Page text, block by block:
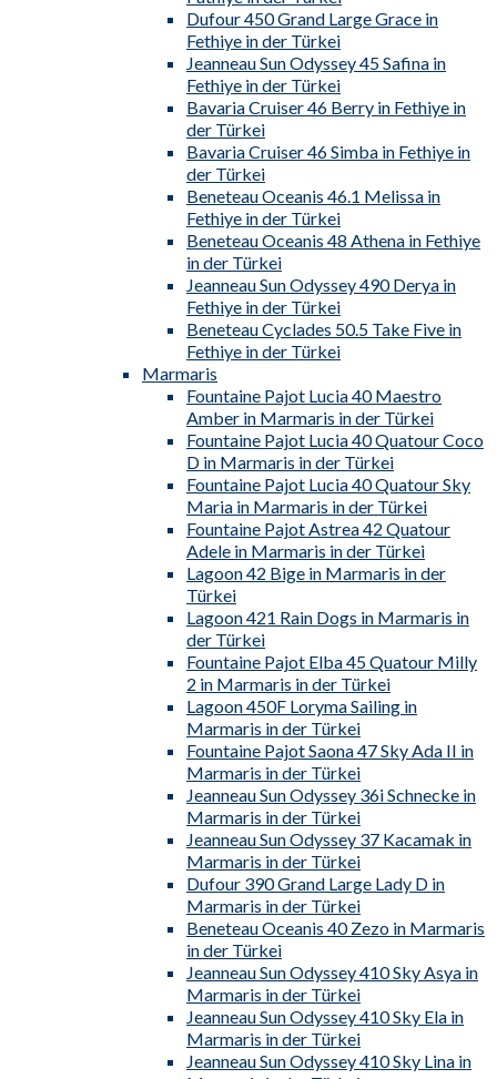
Dufour 450 Grand Large Grace in
Fethiye in der Türkei
Jeanneau Sun Odyssey 45 Safina in
Fethiye in der Türkei
Bavaria Cruiser 46 Berry in Fethiye in
der Türkei
Bavaria Cruiser 46 Simba in Fethiye in
der Türkei
Beneteau Oceanis 46.1 Melissa in
Fethiye in der Türkei
Beneteau Oceanis 48 Athena in Fethiye
in der Türkei
Jeanneau Sun Odyssey 490 Derya in
Fethiye in der Türkei
Beneteau Cyclades 50.5 Take Five in
Fethiye in der Türkei
Marmaris
Fountaine Pajot Lucia 40 Maestro
Amber in Marmaris in der Türkei
Fountaine Pajot Lucia 40 Quatour Coco
D in Marmaris in der Türkei
Fountaine Pajot Lucia 40 Quatour Sky
Maria in Marmaris in der Türkei
Fountaine Pajot Astrea 42 Quatour
Adele in Marmaris in der Türkei
Lagoon 42 Bige in Marmaris in der
Türkei
Lagoon 421 Rain Dogs in Marmaris in
der Türkei
Fountaine Pajot Elba 45 Quatour Milly
2 in Marmaris in der Türkei
Lagoon 450F Loryma Sailing in
Marmaris in der Türkei
Fountaine Pajot Saona 47 Sky Ada II in
Marmaris in der Türkei
Jeanneau Sun Odyssey 36i Schnecke in
Marmaris in der Türkei
Jeanneau Sun Odyssey 37 Kacamak in
Marmaris in der Türkei
Dufour 390 Grand Large Lady D in
Marmaris in der Türkei
Beneteau Oceanis 40 Zezo in Marmaris
in der Türkei
Jeanneau Sun Odyssey 410 Sky Asya in
Marmaris in der Türkei
Jeanneau Sun Odyssey 410 Sky Ela in
Marmaris in der Türkei
Jeanneau Sun Odyssey 410 Sky Lina in